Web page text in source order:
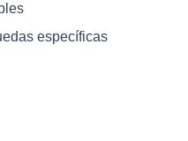
específicas